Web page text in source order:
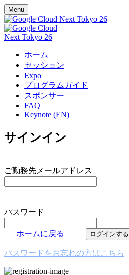
Menu
ホーム
セッション
Expo
プログラムガイド
スポンサー
FAQ
Keynote (EN)
サインイン
ご勤務先メールアドレス
パスワード
ホームに戻る ログインする
パスワードをお忘れの方はこちら